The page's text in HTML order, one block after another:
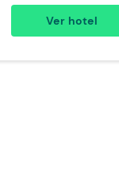
Toallas de cuerpo
Ver hotel